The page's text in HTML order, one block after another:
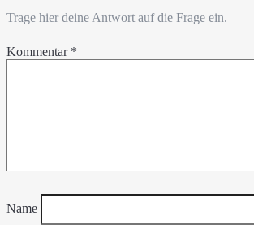
Trage hier deine Antwort auf die Frage ein.
Kommentar *
Name